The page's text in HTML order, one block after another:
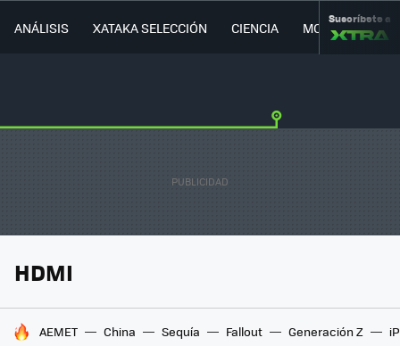
ANÁLISIS XATAKA SELECCIÓN CIENCIA MOVILIDAD
Suscríbete a
HDMI
HOY SE HABLA DE
AEMET China Sequía Fallout Generación Z